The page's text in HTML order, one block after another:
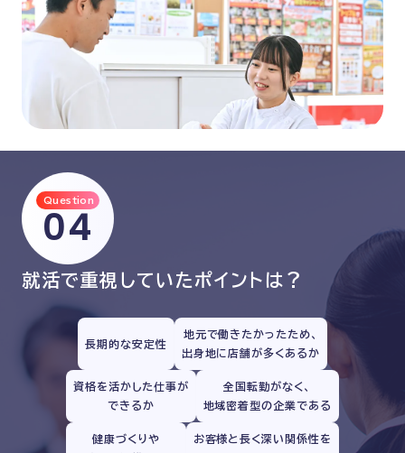
Question
04
就活で重視していた ポイントは？
長期的な安定性
地元で働きたかったため、
出身地に店舗が多くあるか
資格を活かした仕事が
できるか
全国転勤がなく、
地域密着型の企業である
健康づくりや
お客様と長く深い関係性を